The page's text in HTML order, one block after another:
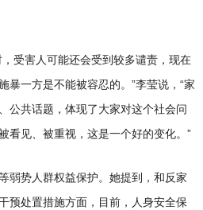
受害人可能还会受到较多谴责，现在
暴一方是不能被容忍的。”李莹说，“家
公共话题，体现了大家对这个社会问
看见、被重视，这是一个好的变化。”
弱势人群权益保护。她提到，和反家
预处置措施方面，目前，人身安全保